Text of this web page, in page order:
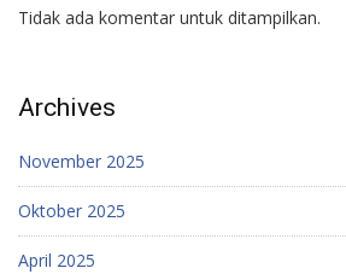
Tidak ada komentar untuk ditampilkan.
Archives
November 2025
Oktober 2025
April 2025